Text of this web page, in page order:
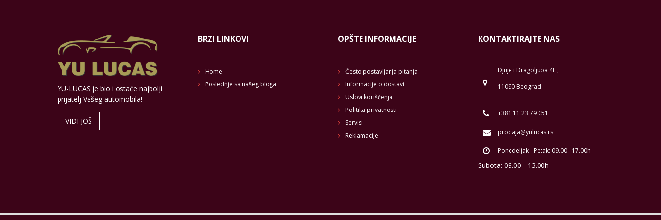
YU-LUCAS je bio i ostaće najbolji
prijatelj Vašeg automobila!
VIDI JOŠ
BRZI LINKOVI
Home
Poslednje sa našeg bloga
OPŠTE INFORMACIJE
Često postavljanja pitanja
Informacije o dostavi
Uslovi korišćenja
Politika privatnosti
Servisi
Reklamacije
KONTAKTIRAJTE NAS
Djuje i Dragoljuba 4E ,
11090 Beograd
+381 11 23 79 051
prodaja@yulucas.rs
Ponedeljak - Petak: 09.00 - 17.00h
Subota: 09.00 - 13.00h